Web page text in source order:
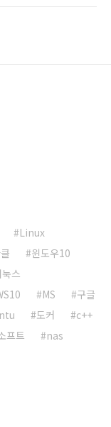
Linux
윈도우10
눅스
MS
구글
도커
c++
프트
nas